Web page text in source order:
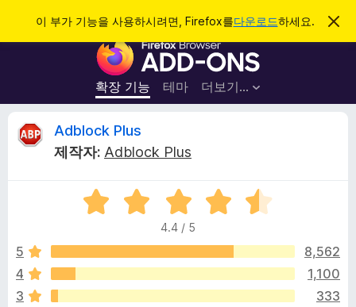
이 부가 기능을 사용하시려면, Firefox를다운로드하세요.
이
림
F
r
e
x
라
우
저
부
기
확장 기능 테마 더보기…
로그인
A
l
o
Adblock Plus
제작자: Adblock Plus
5
점
점
4
4.4 / 5
5
8,562
4
1,100
3
333